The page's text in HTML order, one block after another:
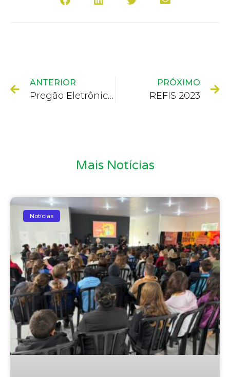
ANTERIOR
Pregão Eletrônico nº 062/2023
PRÓXIMO
REFIS 2023
Mais Notícias
Notícias